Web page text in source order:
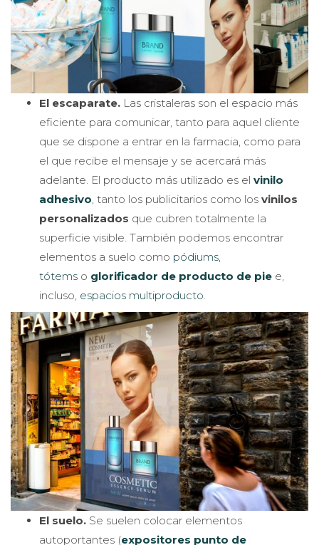
El escaparate. Las cristaleras son el espacio más
eficiente para comunicar, tanto para aquel cliente
que se dispone a entrar en la farmacia, como para
el que recibe el mensaje y se acercará más
adelante. El producto más utilizado es el vinilo
adhesivo, tanto los publicitarios como los vinilos
personalizados que cubren totalmente la
superficie visible. También podemos encontrar
elementos a suelo como pódiums,
tótems o glorificador de producto de pie e,
incluso, espacios multiproducto.
El suelo. Se suelen colocar elementos
autoportantes (expositores punto de